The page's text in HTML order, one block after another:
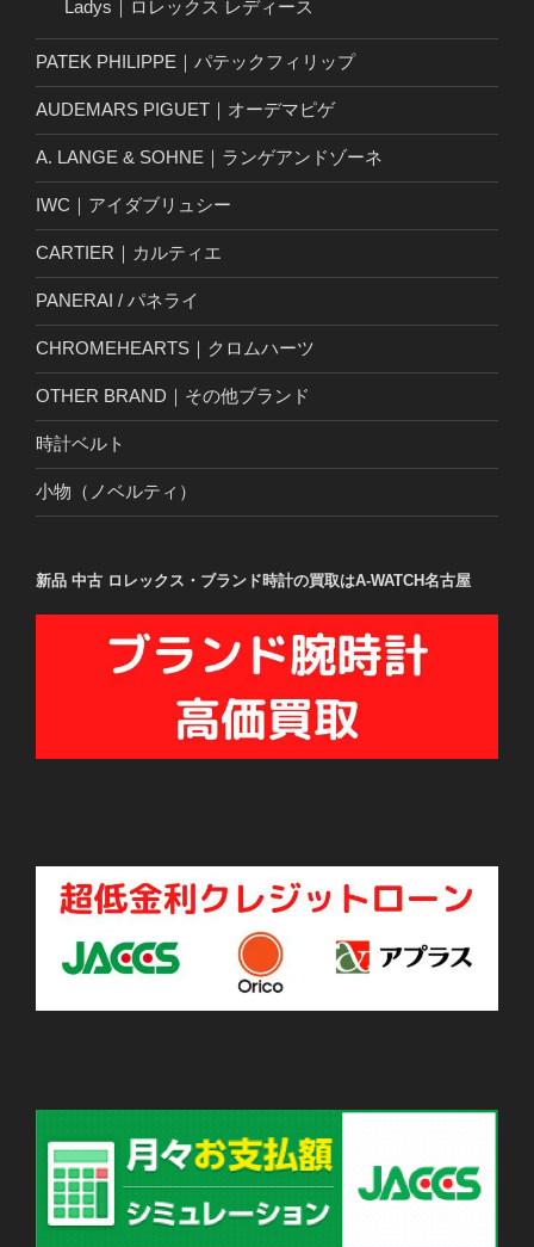
Ladys｜ロレックス レディース
PATEK PHILIPPE｜パテックフィリップ
AUDEMARS PIGUET｜オーデマピゲ
A. LANGE & SOHNE｜ランゲアンドゾーネ
IWC｜アイダブリュシー
CARTIER｜カルティエ
PANERAI / パネライ
CHROMEHEARTS｜クロムハーツ
OTHER BRAND｜その他ブランド
時計ベルト
小物（ノベルティ）
新品 中古 ロレックス・ブランド時計の買取はA-WATCH名古屋